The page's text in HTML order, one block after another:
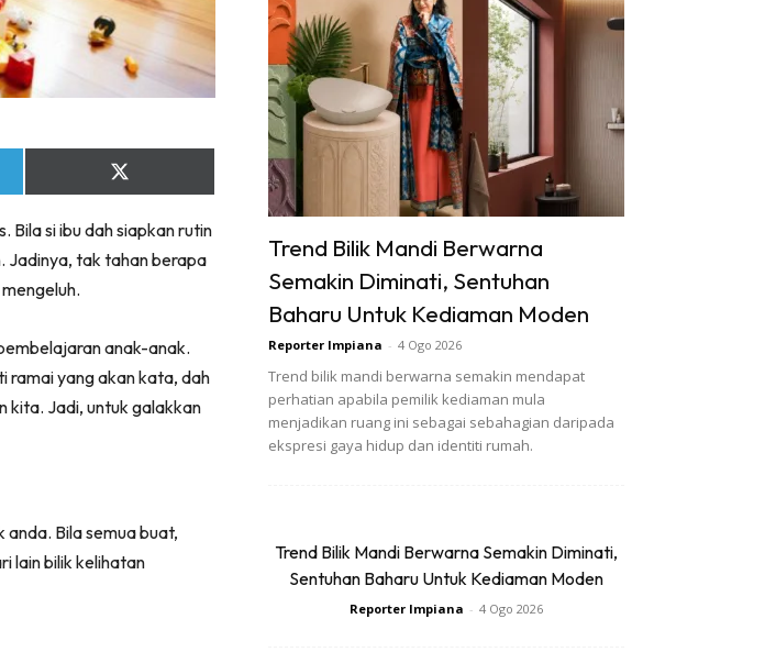
Share
on
(Twitter)
Bila si ibu dah siapkan rutin
Jadinya, tak tahan berapa
anak-anak.
ramai yang akan kata, dah
kita. Jadi, untuk galakkan
Bila semua buat,
lain bilik kelihatan
Trend Bilik Mandi Berwarna
Semakin Diminati, Sentuhan
Baharu Untuk Kediaman Moden
Reporter Impiana - 4 Ogo 2026
Trend bilik mandi berwarna semakin mendapat
perhatian apabila pemilik kediaman mula
menjadikan ruang ini sebagai sebahagian daripada
ekspresi gaya hidup dan identiti rumah.
Trend Bilik Mandi Berwarna Semakin Diminati,
Sentuhan Baharu Untuk Kediaman Moden
Reporter Impiana - 4 Ogo 2026